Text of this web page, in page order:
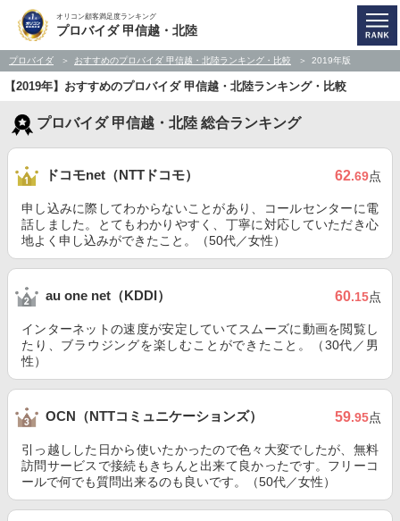
オリコン顧客満足度ランキング
プロバイダ 甲信越・北陸
プロバイダ おすすめのプロバイダ 甲信越・北陸ランキング・比較 2019年版
【2019年】おすすめのプロバイダ 甲信越・北陸ランキング・比較
プロバイダ 甲信越・北陸 総合ランキング
ドコモnet（NTTドコモ） 62.69点
申し込みに際してわからないことがあり、コールセンターに電
話しました。とてもわかりやすく、丁寧に対応していただき心
地よく申し込みができたこと。（50代／女性）
au one net（KDDI） 60.15点
インターネットの速度が安定していてスムーズに動画を閲覧し
たり、ブラウジングを楽しむことができたこと。（30代／男
性）
OCN（NTTコミュニケーションズ） 59.95点
引っ越しした日から使いたかったので色々大変でしたが、無料
訪問サービスで接続もきちんと出来て良かったです。フリーコ
ールで何でも質問出来るのも良いです。（50代／女性）